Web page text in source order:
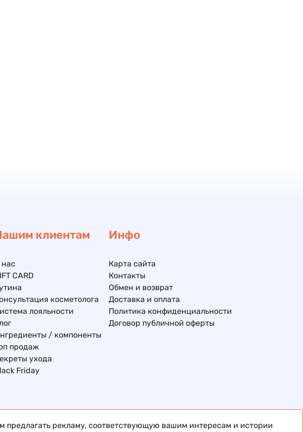
клиентам
CARD
косметолога
лояльности
/ компоненты
продаж
ухода
Friday
Инфо
Карта сайта
Контакты
Обмен и возврат
Доставка и оплата
Политика конфиденциальности
Договор публичной оферты
рекламу, соответствующую вашим интересам и истории